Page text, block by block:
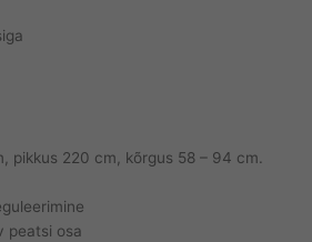
pikkus 220 cm, kõrgus 58 – 94 cm.
peatsi osa